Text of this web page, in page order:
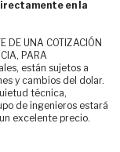
en la
DE UNA COTIZACIÓN
PARA
están sujetos a
y cambios del dolar.
técnica,
de ingenieros estará
excelente precio.